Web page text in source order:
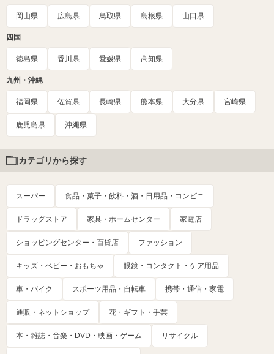
岡山県 広島県 鳥取県 島根県 山口県
四国
徳島県 香川県 愛媛県 高知県
九州・沖縄
福岡県 佐賀県 長崎県 熊本県 大分県 宮崎県
鹿児島県 沖縄県
カテゴリから探す
スーパー 食品・菓子・飲料・酒・日用品・コンビニ
ドラッグストア 家具・ホームセンター 家電店
ショッピングセンター・百貨店 ファッション
キッズ・ベビー・おもちゃ 眼鏡・コンタクト・ケア用品
車・バイク スポーツ用品・自転車 携帯・通信・家電
通販・ネットショップ 花・ギフト・手芸
本・雑誌・音楽・DVD・映画・ゲーム リサイクル